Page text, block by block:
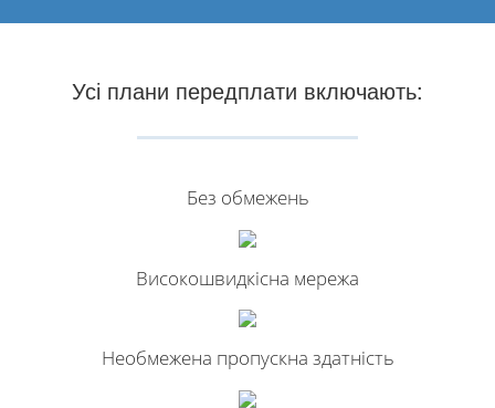
Усі плани передплати включають:
Без обмежень
Високошвидкісна мережа
Необмежена пропускна здатність